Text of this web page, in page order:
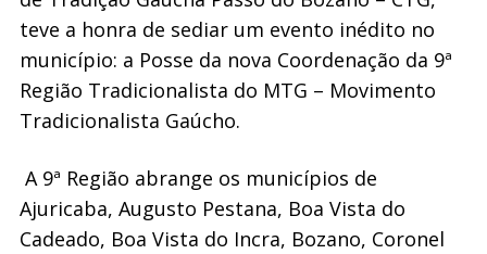
teve a honra de sediar um evento inédito no
município: a Posse da nova Coordenação da 9ª
Região Tradicionalista do MTG – Movimento
Tradicionalista Gaúcho.
A 9ª Região abrange os municípios de
Ajuricaba, Augusto Pestana, Boa Vista do
Cadeado, Boa Vista do Incra, Bozano, Coronel